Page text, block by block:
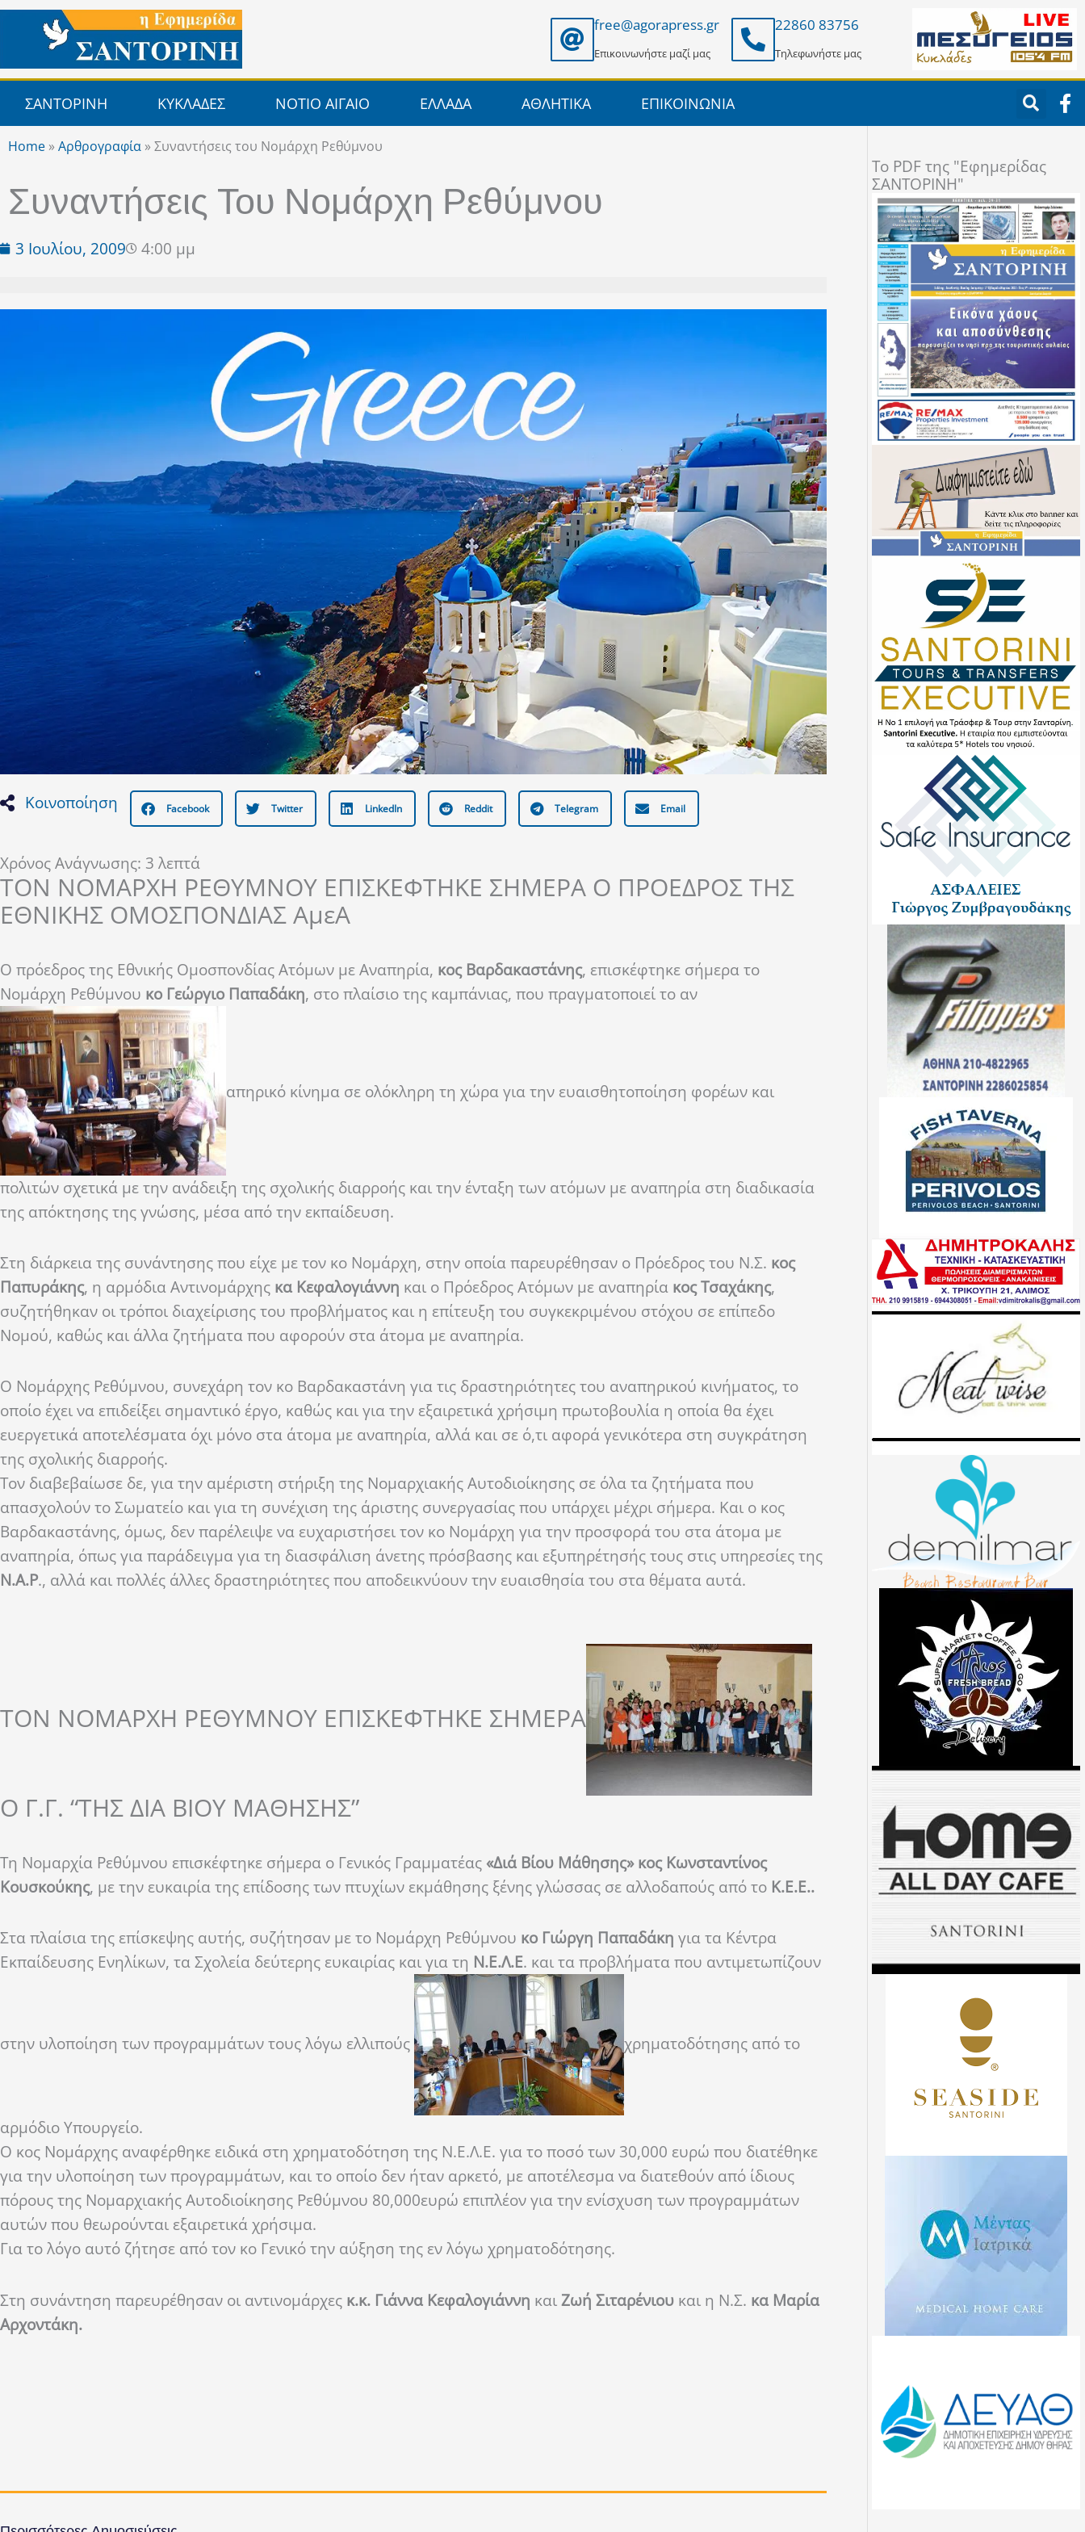
Μετάβαση
περιεχόμενο
free@agorapress.gr
Επικοινωνήστε μαζί μας
22860 83756
Τηλεφωνήστε μας
ΣΑΝΤΟΡΙΝΗ ΚΥΚΛΑΔΕΣ ΝΟΤΙΟ ΑΙΓΑΙΟ ΕΛΛΑΔΑ ΑΘΛΗΤΙΚΑ ΕΠΙΚΟΙΝΩΝΙΑ F
a
c
o
k
-
f
Home »Αρθρογραφία »Συναντήσεις του Νομάρχη Ρεθύμνου
Συναντήσεις Του Νομάρχη Ρεθύμνου
3 Ιουλίου, 2009 4:00 μμ
Κοινοποίηση Facebook Twitter LinkedIn Reddit Telegram Email
Χρόνος Ανάγνωσης: 3 λεπτά
ΤΟΝ ΝΟΜΑΡΧΗ ΡΕΘΥΜΝΟΥ ΕΠΙΣΚΕΦΤΗΚΕ ΣΗΜΕΡΑ Ο ΠΡΟΕΔΡΟΣ ΤΗΣ
ΕΘΝΙΚΗΣ ΟΜΟΣΠΟΝΔΙΑΣ ΑμεΑ
Ο πρόεδρος της Εθνικής Ομοσπονδίας Ατόμων με Αναπηρία, κος Βαρδακαστάνης, επισκέφτηκε σήμερα το
Νομάρχη Ρεθύμνου κο Γεώργιο Παπαδάκη, στο πλαίσιο της καμπάνιας, που πραγματοποιεί το αν
απηρικό κίνημα σε ολόκληρη τη χώρα για την ευαισθητοποίηση φορέων και
πολιτών σχετικά με την ανάδειξη της σχολικής διαρροής και την ένταξη των ατόμων με αναπηρία στη διαδικασία
της απόκτησης της γνώσης, μέσα από την εκπαίδευση.
Στη διάρκεια της συνάντησης που είχε με τον κο Νομάρχη, στην οποία παρευρέθησαν ο Πρόεδρος του Ν.Σ. κος
Παπυράκης, η αρμόδια Αντινομάρχης κα Κεφαλογιάννη και ο Πρόεδρος Ατόμων με αναπηρία κος Τσαχάκης,
συζητήθηκαν οι τρόποι διαχείρισης του προβλήματος και η επίτευξη του συγκεκριμένου στόχου σε επίπεδο
Νομού, καθώς και άλλα ζητήματα που αφορούν στα άτομα με αναπηρία.
Ο Νομάρχης Ρεθύμνου, συνεχάρη τον κο Βαρδακαστάνη για τις δραστηριότητες του αναπηρικού κινήματος, το
οποίο έχει να επιδείξει σημαντικό έργο, καθώς και για την εξαιρετικά χρήσιμη πρωτοβουλία η οποία θα έχει
ευεργετικά αποτελέσματα όχι μόνο στα άτομα με αναπηρία, αλλά και σε ό,τι αφορά γενικότερα στη συγκράτηση
της σχολικής διαρροής.
Τον διαβεβαίωσε δε, για την αμέριστη στήριξη της Νομαρχιακής Αυτοδιοίκησης σε όλα τα ζητήματα που
απασχολούν το Σωματείο και για τη συνέχιση της άριστης συνεργασίας που υπάρχει μέχρι σήμερα. Και ο κος
Βαρδακαστάνης, όμως, δεν παρέλειψε να ευχαριστήσει τον κο Νομάρχη για την προσφορά του στα άτομα με
αναπηρία, όπως για παράδειγμα για τη διασφάλιση άνετης πρόσβασης και εξυπηρέτησής τους στις υπηρεσίες της
Ν.Α.Ρ., αλλά και πολλές άλλες δραστηριότητες που αποδεικνύουν την ευαισθησία του στα θέματα αυτά.
ΤΟΝ ΝΟΜΑΡΧΗ ΡΕΘΥΜΝΟΥ ΕΠΙΣΚΕΦΤΗΚΕ ΣΗΜΕΡΑ
Ο Γ.Γ. “ΤΗΣ ΔΙΑ ΒΙΟΥ ΜΑΘΗΣΗΣ”
Τη Νομαρχία Ρεθύμνου επισκέφτηκε σήμερα ο Γενικός Γραμματέας«Διά Βίου Μάθησης» κος Κωνσταντίνος
Κουσκούκης, με την ευκαιρία της επίδοσης των πτυχίων εκμάθησης ξένης γλώσσας σε αλλοδαπούς από το Κ.Ε.Ε..
Στα πλαίσια της επίσκεψης αυτής, συζήτησαν με το Νομάρχη Ρεθύμνου κο Γιώργη Παπαδάκη για τα Κέντρα
Εκπαίδευσης Ενηλίκων, τα Σχολεία δεύτερης ευκαιρίας και για τη Ν.Ε.Λ.Ε. και τα προβλήματα που αντιμετωπίζουν
στην υλοποίηση των προγραμμάτων τους λόγω ελλιπούς χρηματοδότησης από το
αρμόδιο Υπουργείο.
Ο κος Νομάρχης αναφέρθηκε ειδικά στη χρηματοδότηση της Ν.Ε.Λ.Ε. για το ποσό των 30,000 ευρώ που διατέθηκε
για την υλοποίηση των προγραμμάτων, και το οποίο δεν ήταν αρκετό, με αποτέλεσμα να διατεθούν από ίδιους
πόρους της Νομαρχιακής Αυτοδιοίκησης Ρεθύμνου 80,000ευρώ επιπλέον για την ενίσχυση των προγραμμάτων
αυτών που θεωρούνται εξαιρετικά χρήσιμα.
Για το λόγο αυτό ζήτησε από τον κο Γενικό την αύξηση της εν λόγω χρηματοδότησης.
Στη συνάντηση παρευρέθησαν οι αντινομάρχες κ.κ. Γιάννα Κεφαλογιάννη καιΖωή Σιταρένιου και η Ν.Σ. κα Μαρία
Αρχοντάκη.
To PDF της "Εφημερίδας
ΣΑΝΤΟΡΙΝΗ"